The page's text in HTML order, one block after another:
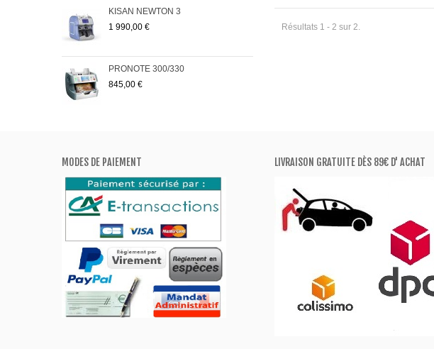
KISAN NEWTON 3
1 990,00 €
PRONOTE 300/330
845,00 €
Pack "Discount 4"
299,00 €
Résultats 1 - 2 sur 2.
MODES DE PAIEMENT LIVRAISON GRATUITE DÈS 89€ D' ACHAT